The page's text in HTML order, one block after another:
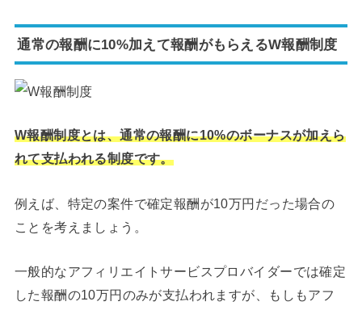
通常の報酬に10%加えて報酬がもらえるW報酬制度
W報酬制度とは、通常の報酬に10%のボーナスが加えら
れて支払われる制度です。
例えば、特定の案件で確定報酬が10万円だった場合の
ことを考えましょう。
一般的なアフィリエイトサービスプロバイダーでは確定
した報酬の10万円のみが支払われますが、もしもアフ